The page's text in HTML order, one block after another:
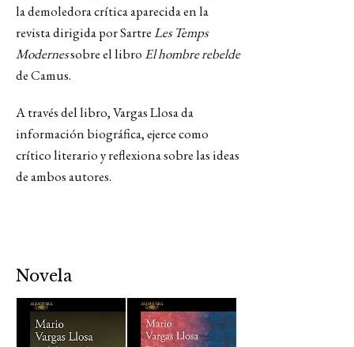
la demoledora crítica aparecida en la
revista dirigida por SartreLes Temps
Modernessobre el libro El hombre rebelde
de Camus.
A través del libro, Vargas Llosa da
información biográfica, ejerce como
crítico literario y reflexiona sobre las ideas
de ambos autores.
Novela